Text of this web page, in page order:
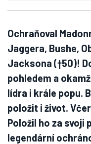
Ochraňoval
Jaggera, Bushe,
Jacksona (†50)!
pohledem a
lídra i krále popu.
položit i život.
Položil ho za svoji
legendární